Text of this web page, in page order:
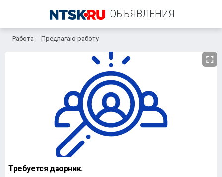
ОБЪЯВЛЕНИЯ
+7 (987) 845-88-87
Работа Предлагаю работу
Требуется дворник.